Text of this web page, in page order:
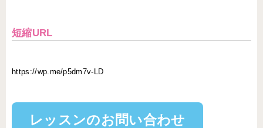
短縮URL
https://wp.me/p5dm7v-LD
レッスンのお問い合わせ